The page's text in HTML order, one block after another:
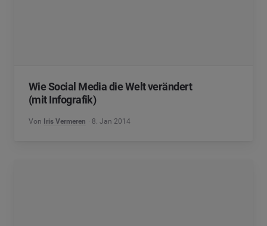
Wie Social Media die Welt verändert
(mit Infografik)
Von Iris Vermeren 8. Jan 2014